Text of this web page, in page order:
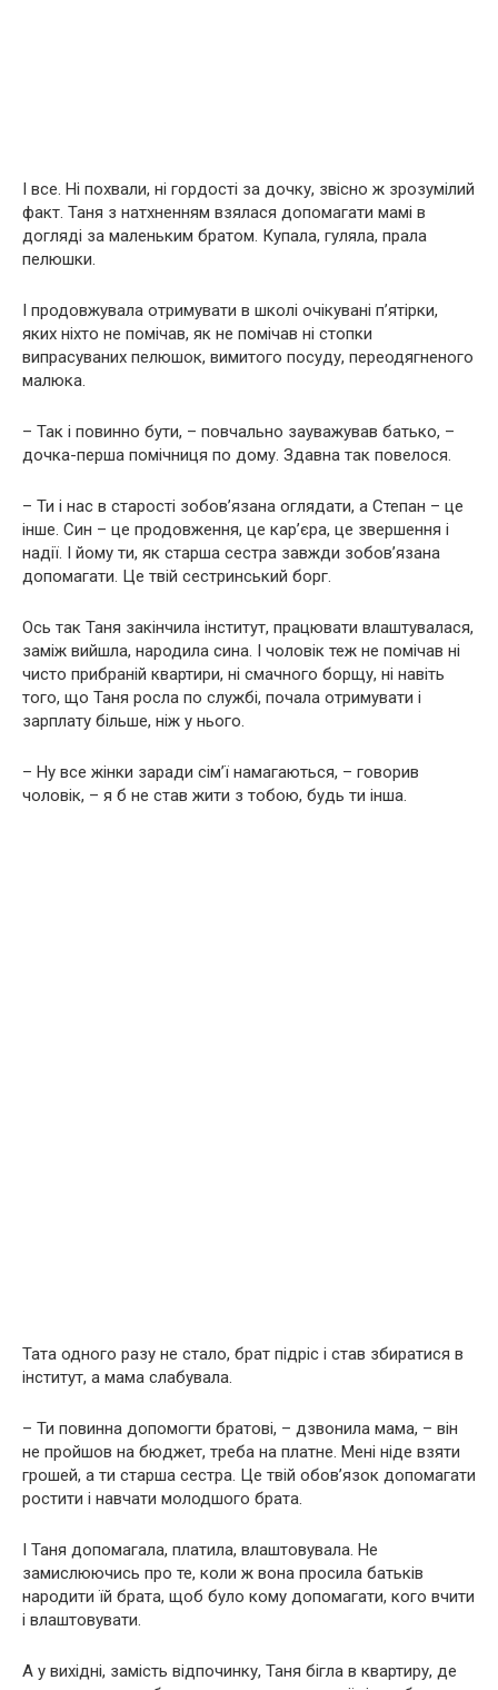
І все. Ні похвали, ні гордості за дочку, звісно ж зрозумілий
факт. Таня з натхненням взялася допомагати мамі в
догляді за маленьким братом. Купала, гуляла, прала
пелюшки.
І продовжувала отримувати в школі очікувані п’ятірки,
яких ніхто не помічав, як не помічав ні стопки
випрасуваних пелюшок, вимитого посуду, переодягненого
малюка.
– Так і повинно бути, – повчально зауважував батько, –
дочка-перша помічниця по дому. Здавна так повелося.
– Ти і нас в старості зобов’язана оглядати, а Степан – це
інше. Син – це продовження, це кар’єра, це звершення і
надії. І йому ти, як старша сестра завжди зобов’язана
допомагати. Це твій сестринський борг.
Ось так Таня закінчила інститут, працювати влаштувалася,
заміж вийшла, народила сина. І чоловік теж не помічав ні
чисто прибраній квартири, ні смачного борщу, ні навіть
того, що Таня росла по службі, почала отримувати і
зарплату більше, ніж у нього.
– Ну все жінки заради сім’ї намагаються, – говорив
чоловік, – я б не став жити з тобою, будь ти інша.
Тата одного разу не стало, брат підріс і став збиратися в
інститут, а мама слабувала.
– Ти повинна допомогти братові, – дзвонила мама, – він
не пройшов на бюджет, треба на платне. Мені ніде взяти
грошей, а ти старша сестра. Це твій обов’язок допомагати
ростити і навчати молодшого брата.
І Таня допомагала, платила, влаштовувала. Не
замислюючись про те, коли ж вона просила батьків
народити їй брата, щоб було кому допомагати, кого вчити
і влаштовувати.
А у вихідні, замість відпочинку, Таня бігла в квартиру, де